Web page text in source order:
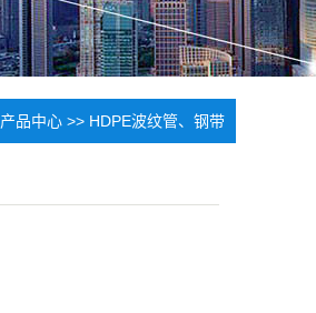
产品中心 >> HDPE波纹管、钢带